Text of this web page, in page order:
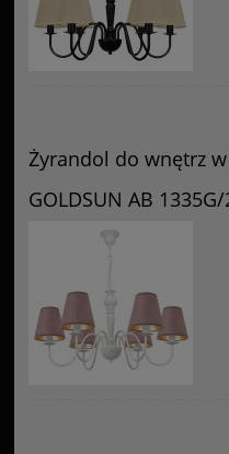
Żyrandol do wnętrz
GOLDSUN AB